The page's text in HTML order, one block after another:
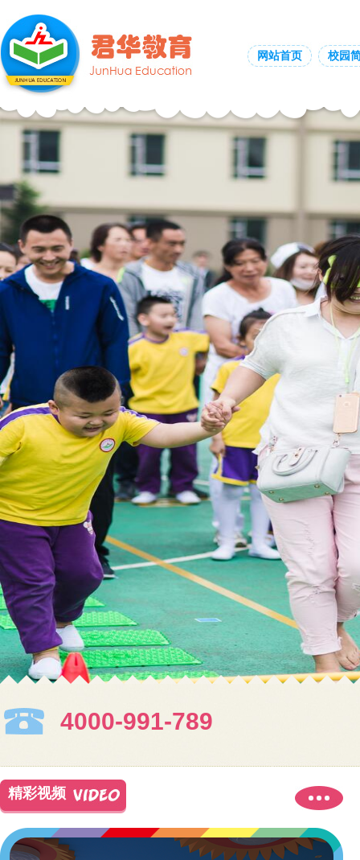
网站首页 校园
4000-991-789
精彩视频